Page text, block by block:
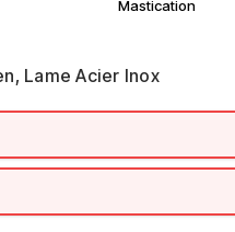
Mastication
Lame Acier Inox